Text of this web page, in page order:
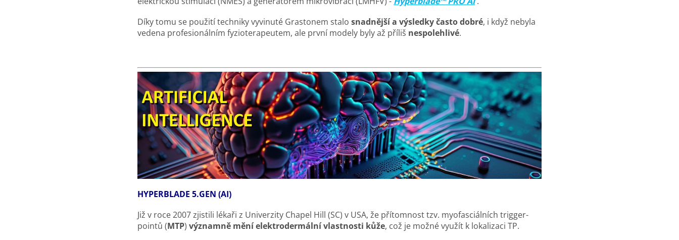
Díky tomu se použití techniky vyvinuté Grastonem stalo snadnější a výsledky často dobré, i když nebyla
vedena profesionálním fyzioterapeutem, ale první modely byly až příliš nespolehlivé.
HYPERBLADE 5.GEN (AI)
Již v roce 2007 zjistili lékaři z Univerzity Chapel Hill (SC) v USA, že přítomnost tzv. myofasciálních trigger-
pointů (MTP) významně mění elektrodermální vlastnosti kůže, což je možné využít k lokalizaci TP.